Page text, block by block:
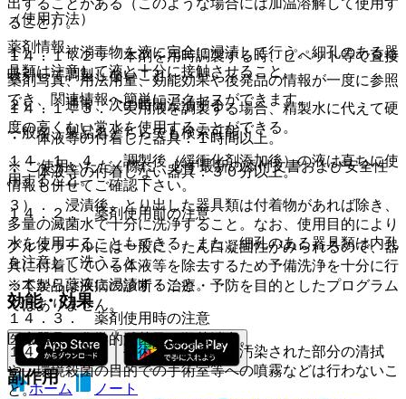
出することがある（このような場合には加温溶解して使用す
ること）。
１４．１．２． 本剤を用時調製する時、ピペット等で直接
吸引して調製しないこと。
１４．１．３． 実用液を調製する場合、精製水に代えて硬
度の高くない常水を使用することができる。
１４．１．４． 調製後（緩衝化剤添加後）の液は直ちに使
用すること。
１４．２． 薬剤使用前の注意
グルタラールには一般に、たん白凝固性がみられるので、器
具に付着している体液等を除去するため予備洗浄を十分に行
ってから薬液に浸漬すること。
１４．３． 薬剤使用時の注意
１４．３．１． 手術室等における汚染された部分の清拭
や、環境殺菌の目的での手術室等への噴霧などは行わないこ
と。
（使用方法）
１）． 被消毒物を液に完全に浸漬して行う。細孔のある器
具類は注意して液と十分に接触させること。
２）． 通常、次の時間浸漬する。
・ 体液等の付着した器具：１時間以上。
・ 体液等の付着しない器具：３０分以上。
３）． 浸漬後、とり出した器具類は付着物があれば除き、
多量の滅菌水で十分に洗浄すること。なお、使用目的により
水を使用することもできる。また、細孔のある器具類は内孔
を注意して洗うこと。
効能・効果
医療器具の化学的滅菌又は殺菌消毒。
副作用
薬剤情報
薬剤写真、用法用量、効能効果や後発品の情報が一度に参照
でき、関連情報へ簡単にアクセスができます。
一般名、製品名どちらでも検索可能！
※ ご使用いただく際に、必ず最新の添付文書および安全性
情報も併せてご確認下さい。
※本製品は疾病の診断・治療・予防を目的としたプログラム
ではありません。
ホーム
ノート